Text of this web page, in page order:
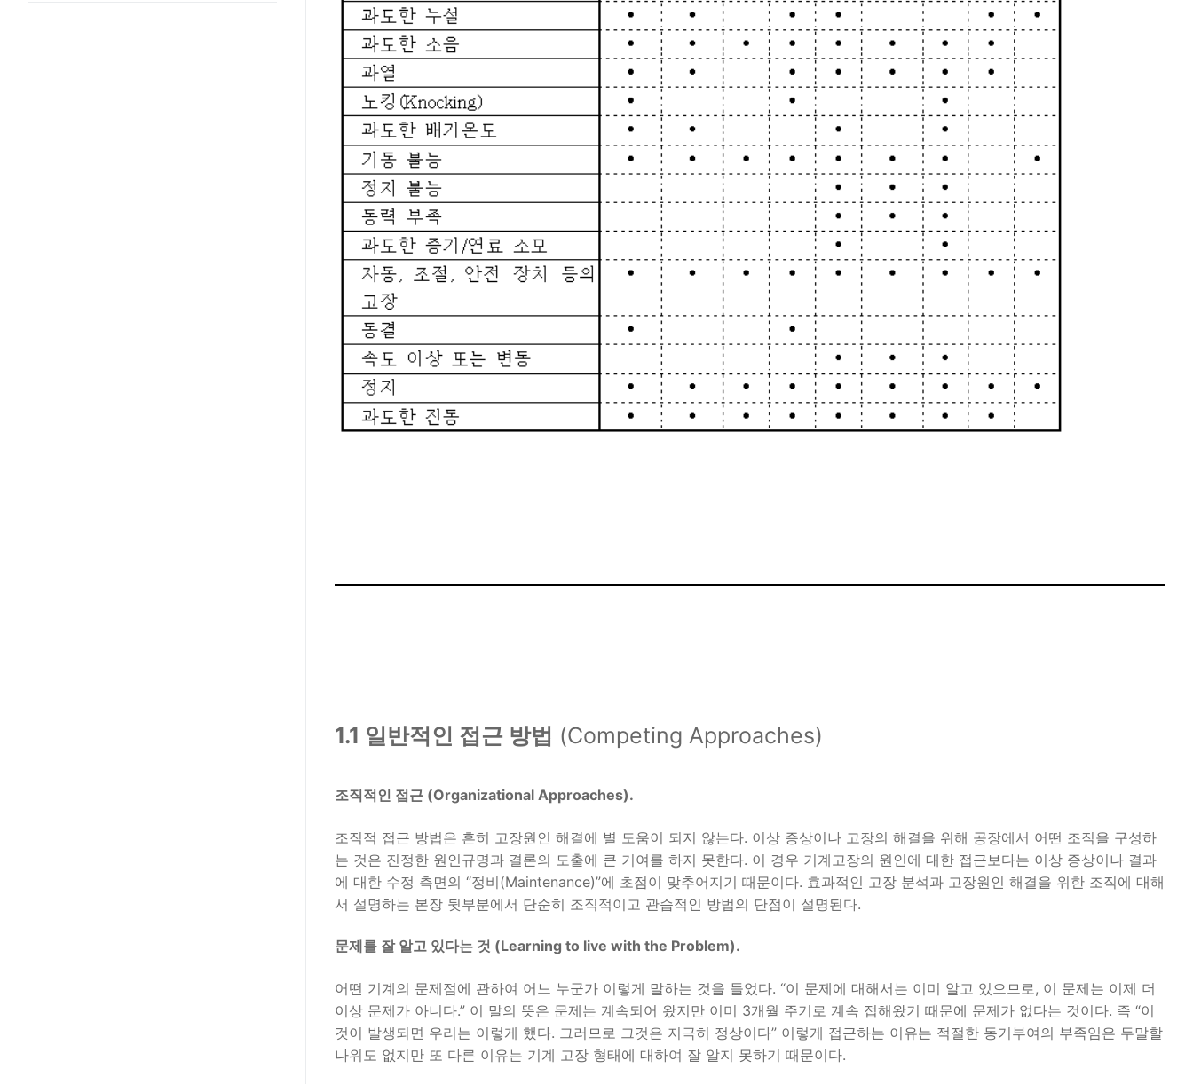
1.1 일반적인 접근 방법 (Competing Approaches)
조직적인 접근 (Organizational Approaches).
조직적 접근 방법은 흔히 고장원인 해결에 별 도움이 되지 않는다. 이상 증상이나 고장의 해결을 위해 공장에서 어떤 조직을 구성하
는 것은 진정한 원인규명과 결론의 도출에 큰 기여를 하지 못한다. 이 경우 기계고장의 원인에 대한 접근보다는 이상 증상이나 결과
에 대한 수정 측면의 “정비(Maintenance)”에 초점이 맞추어지기 때문이다. 효과적인 고장 분석과 고장원인 해결을 위한 조직에 대해
서 설명하는 본장 뒷부분에서 단순히 조직적이고 관습적인 방법의 단점이 설명된다.
문제를 잘 알고 있다는 것 (Learning to live with the Problem).
어떤 기계의 문제점에 관하여 어느 누군가 이렇게 말하는 것을 들었다. “이 문제에 대해서는 이미 알고 있으므로, 이 문제는 이제 더
이상 문제가 아니다.” 이 말의 뜻은 문제는 계속되어 왔지만 이미 3개월 주기로 계속 접해왔기 때문에 문제가 없다는 것이다. 즉 “이
것이 발생되면 우리는 이렇게 했다. 그러므로 그것은 지극히 정상이다” 이렇게 접근하는 이유는 적절한 동기부여의 부족임은 두말할
나위도 없지만 또 다른 이유는 기계 고장 형태에 대하여 잘 알지 못하기 때문이다.